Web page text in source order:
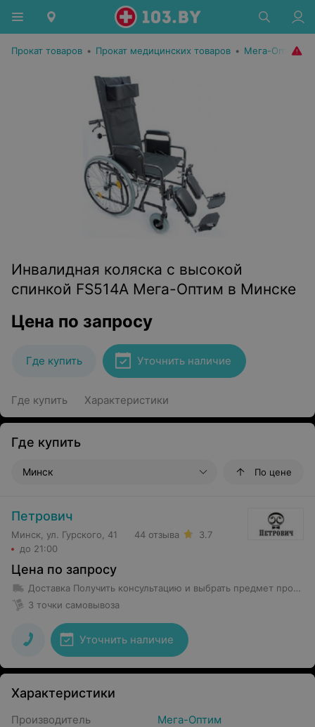
Прокат товаров • Прокат медицинских товаров • Мега-Оптим
Инвалидная коляска с высокой
спинкой FS514A Мега-Оптим в Минске
Цена по запросу
Где купить Уточнить наличие
Где купить Характеристики
Где купить
Минск По цене
Петрович
Минск, ул. Гурского, 41
до 21:00
44 отзыва 3.7
Цена по запросу
Доставка Получить консультацию и выбрать предмет проката возможно в магазине проката по адресу Гурского 37 -5Н с 8-00 до 22-00 без выходных Предметы проката весом менее 35 кг доставляются в первое помещение квартиры (частного дома). Курьеры не осуществляют уборку территории от препятствующих предметов и не передвигают объекты в квартире. Доставка предмета проката весом более 35 кг производится до подъезда.
3 точки самовывоза
Уточнить наличие
Характеристики
Производитель
Мега-Оптим